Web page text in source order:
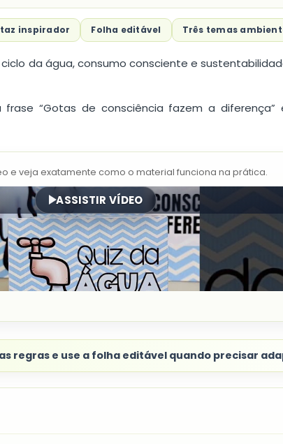
inspirador Folha editável Três temas
da água, consumo consciente e
“Gotas de consciência fazem a
e veja exatamente como o material funciona na prática.
ASSISTIR VÍDEO
regras e use a folha editável quando precisar